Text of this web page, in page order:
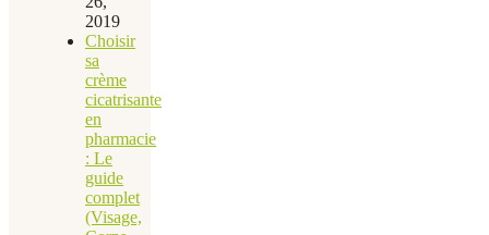
2019
Choisir
sa
crème
cicatrisante
en
pharmacie
: Le
guide
complet
(Visage,